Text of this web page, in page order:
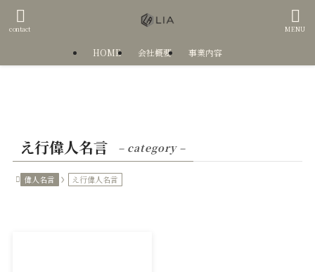
contact MENU
HOME 会社概要 事業内容
え行偉人名言 – category –
偉人名言 え行偉人名言